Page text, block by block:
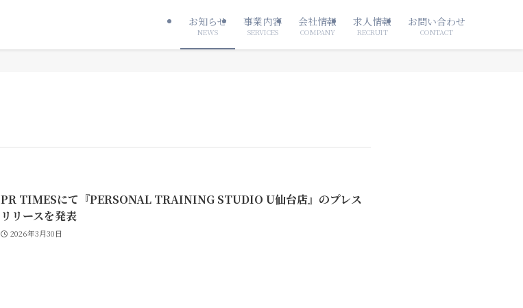
お知らせ
NEWS
事業内容
SERVICES
会社情報
COMPANY
求人情報
RECRUIT
お問い合わせ
CONTACT
PR TIMESにて『PERSONAL TRAINING STUDIO U仙台店』のプレス
リリースを発表
2026年3月30日